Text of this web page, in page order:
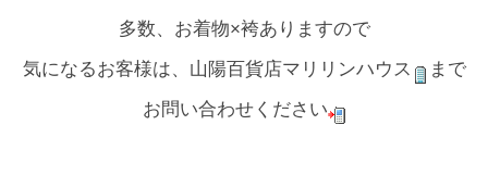
多数、お着物×袴ありますので
気になるお客様は、山陽百貨店マリリンハウス
まで
お問い合わせください